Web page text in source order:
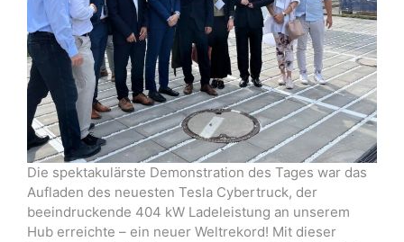
Die spektakulärste Demonstration des Tages war das
Aufladen des neuesten Tesla Cybertruck, der
beeindruckende 404 kW Ladeleistung an unserem
Hub erreichte – ein neuer Weltrekord! Mit dieser